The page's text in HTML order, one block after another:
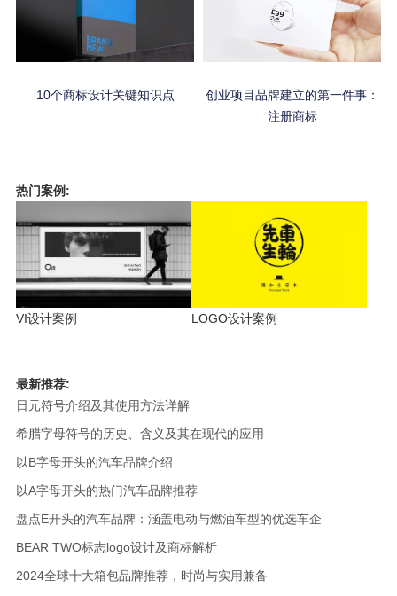
10个商标设计关键知识点
创业项目品牌建立的第一件事：
注册商标
热门案例:
VI设计案例 LOGO设计案例
最新推荐:
日元符号介绍及其使用方法详解
希腊字母符号的历史、含义及其在现代的应用
以B字母开头的汽车品牌介绍
以A字母开头的热门汽车品牌推荐
盘点E开头的汽车品牌：涵盖电动与燃油车型的优选车企
BEAR TWO标志logo设计及商标解析
2024全球十大箱包品牌推荐，时尚与实用兼备